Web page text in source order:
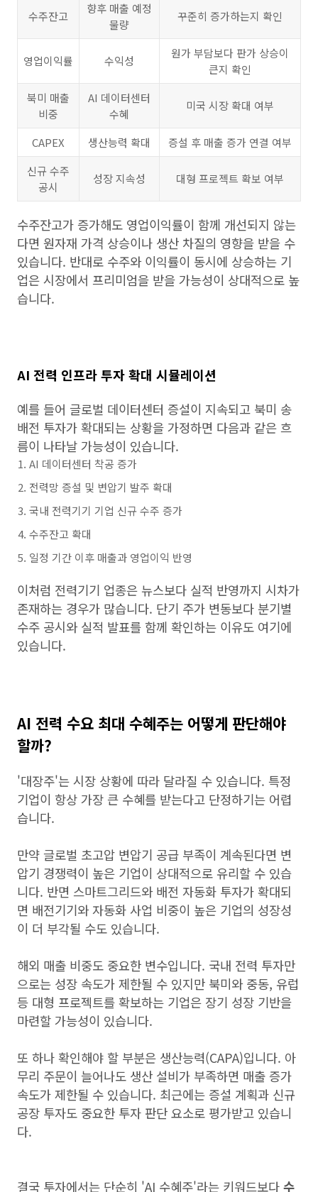
수주잔고
향후 매출 예정
물량
꾸준히 증가하는지 확인
영업이익률 수익성
원가 부담보다 판가 상승이
큰지 확인
북미 매출
비중
AI 데이터센터
수혜
미국 시장 확대 여부
CAPEX 생산능력 확대
증설 후 매출 증가 연결 여부
신규 수주
공시
성장 지속성 대형 프로젝트 확보 여부
수주잔고가 증가해도 영업이익률이 함께 개선되지 않는
다면 원자재 가격 상승이나 생산 차질의 영향을 받을 수
있습니다. 반대로 수주와 이익률이 동시에 상승하는 기
업은 시장에서 프리미엄을 받을 가능성이 상대적으로 높
습니다.
AI 전력 인프라 투자 확대 시뮬레이션
예를 들어 글로벌 데이터센터 증설이 지속되고 북미 송
배전 투자가 확대되는 상황을 가정하면 다음과 같은 흐
름이 나타날 가능성이 있습니다.
AI 데이터센터 착공 증가
전력망 증설 및 변압기 발주 확대
국내 전력기기 기업 신규 수주 증가
수주잔고 확대
일정 기간 이후 매출과 영업이익 반영
이처럼 전력기기 업종은 뉴스보다 실적 반영까지 시차가
존재하는 경우가 많습니다. 단기 주가 변동보다 분기별
수주 공시와 실적 발표를 함께 확인하는 이유도 여기에
있습니다.
AI 전력 수요 최대 수혜주는 어떻게 판단해야
할까?
'대장주'는 시장 상황에 따라 달라질 수 있습니다. 특정
기업이 항상 가장 큰 수혜를 받는다고 단정하기는 어렵
습니다.
만약 글로벌 초고압 변압기 공급 부족이 계속된다면 변
압기 경쟁력이 높은 기업이 상대적으로 유리할 수 있습
니다. 반면 스마트그리드와 배전 자동화 투자가 확대되
면 배전기기와 자동화 사업 비중이 높은 기업의 성장성
이 더 부각될 수도 있습니다.
해외 매출 비중도 중요한 변수입니다. 국내 전력 투자만
으로는 성장 속도가 제한될 수 있지만 북미와 중동, 유럽
등 대형 프로젝트를 확보하는 기업은 장기 성장 기반을
마련할 가능성이 있습니다.
또 하나 확인해야 할 부분은 생산능력(CAPA)입니다. 아
무리 주문이 늘어나도 생산 설비가 부족하면 매출 증가
속도가 제한될 수 있습니다. 최근에는 증설 계획과 신규
공장 투자도 중요한 투자 판단 요소로 평가받고 있습니
다.
결국 투자에서는 단순히 'AI 수혜주'라는 키워드보다 수